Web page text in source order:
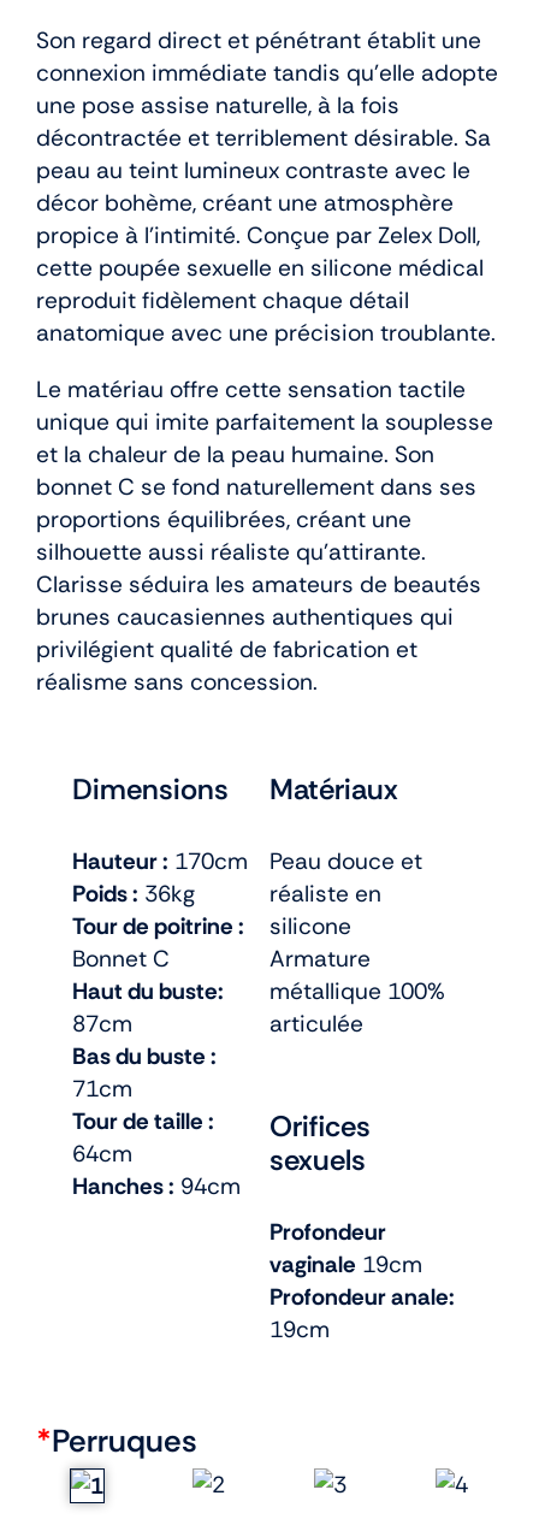
Son regard direct et pénétrant établit une
connexion immédiate tandis qu’elle adopte
une pose assise naturelle, à la fois
décontractée et terriblement désirable. Sa
peau au teint lumineux contraste avec le
décor bohème, créant une atmosphère
propice à l’intimité. Conçue par Zelex Doll,
cette poupée sexuelle en silicone médical
reproduit fidèlement chaque détail
anatomique avec une précision troublante.
Le matériau offre cette sensation tactile
unique qui imite parfaitement la souplesse
et la chaleur de la peau humaine. Son
bonnet C se fond naturellement dans ses
proportions équilibrées, créant une
silhouette aussi réaliste qu’attirante.
Clarisse séduira les amateurs de beautés
brunes caucasiennes authentiques qui
privilégient qualité de fabrication et
réalisme sans concession.
Dimensions
Hauteur : 170cm
Poids : 36kg
Tour de poitrine :
Bonnet C
Haut du buste:
87cm
Bas du buste :
71cm
Tour de taille :
64cm
Hanches : 94cm
Matériaux
Peau douce et
réaliste en
silicone
Armature
métallique 100%
articulée
Orifices
sexuels
Profondeur
vaginale 19cm
Profondeur anale:
19cm
*Perruques